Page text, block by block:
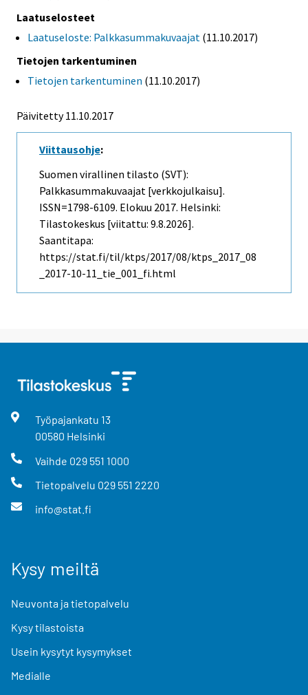
Laatuselosteet
Laatuseloste: Palkkasummakuvaajat (11.10.2017)
Tietojen tarkentuminen
Tietojen tarkentuminen (11.10.2017)
Päivitetty 11.10.2017
Viittausohje:
Suomen virallinen tilasto (SVT):
Palkkasummakuvaajat [verkkojulkaisu].
ISSN=1798-6109. Elokuu 2017. Helsinki:
Tilastokeskus [viitattu: 9.8.2026].
Saantitapa:
https://stat.fi/til/ktps/2017/08/ktps_2017_08
_2017-10-11_tie_001_fi.html
Työpajankatu 13
00580 Helsinki
Vaihde 029 551 1000
Tietopalvelu 029 551 2220
info@stat.fi
Kysy meiltä
Neuvonta ja tietopalvelu
Kysy tilastoista
Usein kysytyt kysymykset
Medialle